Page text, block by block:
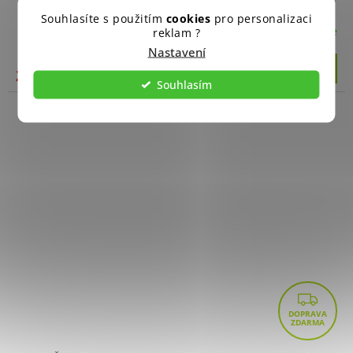
Souhlasíte s použitím cookies pro personalizaci
reklam ?
Nastavení
Souhlasím
Skladem u dodavatele
2 940 Kč Do košíku
Z
D
A